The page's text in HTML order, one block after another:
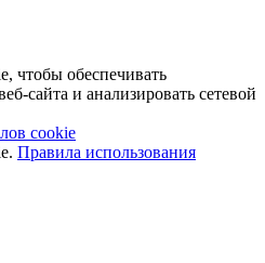
чтобы обеспечивать
сайта и анализировать сетевой
cookie
Правила использования